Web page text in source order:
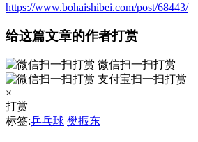
https://www.bohaishibei.com/post/68443/
给这篇文章的作者打赏
微信扫一扫打赏
支付宝扫一扫打赏
×
打赏
标签:乒乓球 樊振东